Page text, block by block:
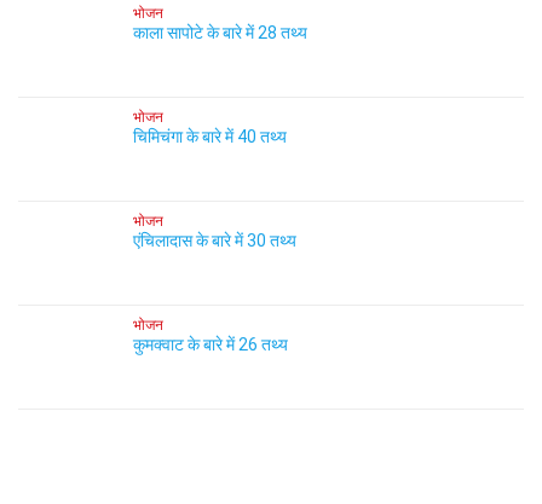
भोजन
काला सापोटे के बारे में 28 तथ्य
भोजन
चिमिचंगा के बारे में 40 तथ्य
भोजन
एंचिलादास के बारे में 30 तथ्य
भोजन
कुमक्वाट के बारे में 26 तथ्य